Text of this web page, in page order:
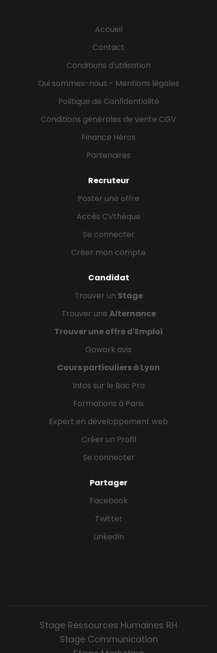
Accueil
Contact
Conditions d'utilisation
Qui sommes-nous - Mentions légales
Politique de Confidentialité
Conditions générales de vente CGV
Finance Héros
Partenaires
Recruteur
Poster une offre
Accès CVthèque
Se connecter
Créer mon compte
Candidat
Trouver un Stage
Trouver une Alternance
Trouver une offre d'Emploi
Gowork avis
Cours particuliers à Lyon
Infos sur le Bac Pro
Formations à Paris
Expert en développement web
Créer un Profil
Se connecter
Partager
Facebook
Twitter
LinkedIn
Stage Ressources Humaines RH
Stage Communication